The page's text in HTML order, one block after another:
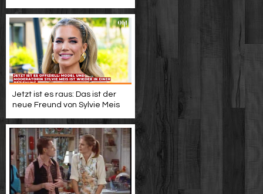
Jetzt ist es raus: Das ist der
neue Freund von Sylvie Meis